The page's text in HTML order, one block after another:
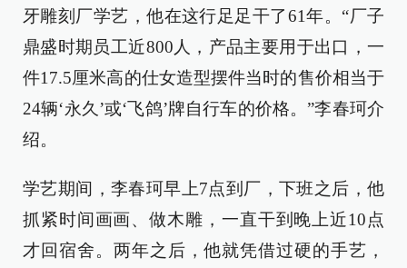
牙雕刻厂学艺，他在这行足足干了61年。“厂子
鼎盛时期员工近800人，产品主要用于出口，一
件17.5厘米高的仕女造型摆件当时的售价相当于
24辆‘永久’或‘飞鸽’牌自行车的价格。”李春珂介
绍。
学艺期间，李春珂早上7点到厂，下班之后，他
抓紧时间画画、做木雕，一直干到晚上近10点
才回宿舍。两年之后，他就凭借过硬的手艺，